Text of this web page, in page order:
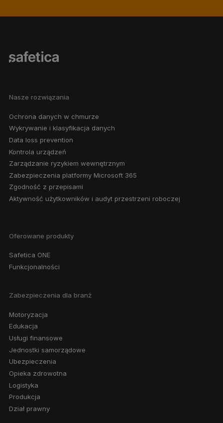
Nasze rozwiązania
Ochrona danych w chmurze
Wykrywanie i klasyfikacja danych
Data loss prevention
Kontrola urządzeń
Zarządzanie ryzykiem wewnętrznym
Zabezpieczenia platformy Microsoft 365
Zgodność z przepisami
Aktywność użytkowników i audyt przestrzeni roboczej
Oferowane produkty
Safetica ONE
Funkcjonalności
Zabezpieczenia dla branż
Motoryzacja
Edukacja
Usługi finansowe
Jednostki samorządowe
Ubezpieczenia
Opieka zdrowotna
Logistyka
Produkcja
Dział prawny